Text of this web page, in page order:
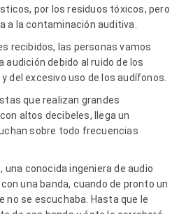
por los residuos tóxicos, pero
a la contaminación auditiva.
recibidos, las personas vamos
audición debido al ruido de los
del excesivo uso de los audífonos.
que realizan grandes
altos decibeles, llega un
sobre todo frecuencias
una conocida ingeniera de audio
una banda, cuando de pronto un
no se escuchaba. Hasta que le